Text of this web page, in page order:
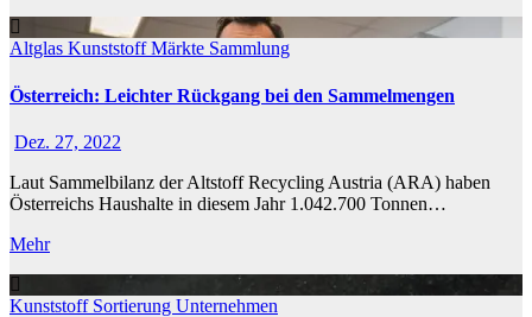
Altglas KunststoffMärkte Sammlung
Österreich: Leichter Rückgang bei den Sammelmengen
Dez. 27, 2022
Laut Sammelbilanz der Altstoff Recycling Austria (ARA) haben
Österreichs Haushalte in diesem Jahr 1.042.700 Tonnen…
Mehr
Kunststoff Sortierung Unternehmen